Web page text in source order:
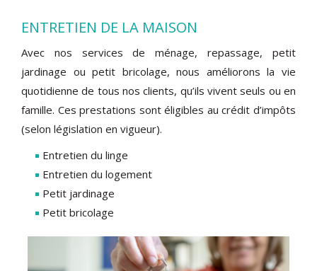
ENTRETIEN DE LA MAISON
Avec nos services de ménage, repassage, petit
jardinage ou petit bricolage, nous améliorons la vie
quotidienne de tous nos clients, qu’ils vivent seuls ou en
famille. Ces prestations sont éligibles au crédit d’impôts
(selon législation en vigueur).
Entretien du linge
Entretien du logement
Petit jardinage
Petit bricolage